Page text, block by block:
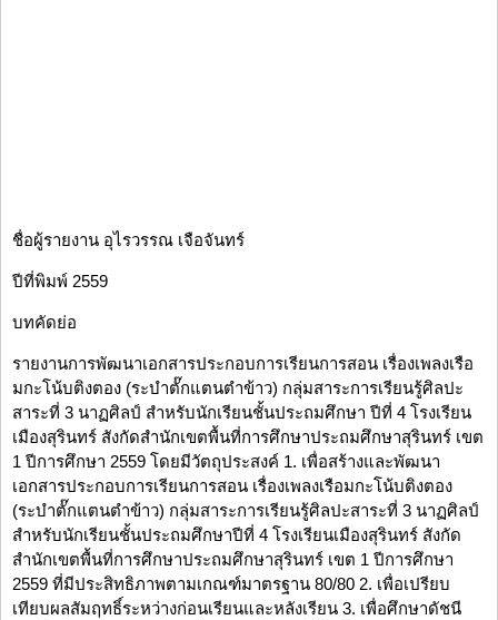
ชื่อผู้รายงาน อุไรวรรณ เจือจันทร์
ปีที่พิมพ์ 2559
บทคัดย่อ
รายงานการพัฒนาเอกสารประกอบการเรียนการสอน เรื่องเพลงเรือ
มกะโน้บติงตอง (ระบำตั๊กแตนตำข้าว) กลุ่มสาระการเรียนรู้ศิลปะ
สาระที่ 3 นาฏศิลป์ สำหรับนักเรียนชั้นประถมศึกษา ปีที่ 4 โรงเรียน
เมืองสุรินทร์ สังกัดสำนักเขตพื้นที่การศึกษาประถมศึกษาสุรินทร์ เขต
1 ปีการศึกษา 2559 โดยมีวัตถุประสงค์ 1. เพื่อสร้างและพัฒนา
เอกสารประกอบการเรียนการสอน เรื่องเพลงเรือมกะโน้บติงตอง
(ระบำตั๊กแตนตำข้าว) กลุ่มสาระการเรียนรู้ศิลปะสาระที่ 3 นาฏศิลป์
สำหรับนักเรียนชั้นประถมศึกษาปีที่ 4 โรงเรียนเมืองสุรินทร์ สังกัด
สำนักเขตพื้นที่การศึกษาประถมศึกษาสุรินทร์ เขต 1 ปีการศึกษา
2559 ที่มีประสิทธิภาพตามเกณฑ์มาตรฐาน 80/80 2. เพื่อเปรียบ
เทียบผลสัมฤทธิ์ระหว่างก่อนเรียนและหลังเรียน 3. เพื่อศึกษาดัชนี